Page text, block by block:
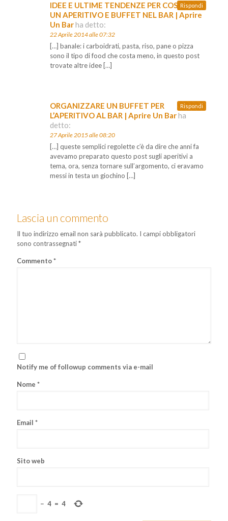
IDEE E ULTIME TENDENZE PER COSTRUIRE
UN APERITIVO E BUFFET NEL BAR | Aprire
Un Barha detto:
22 Aprile 2014 alle 07:32
[…] banale: i carboidrati, pasta, riso, pane o pizza
sono il tipo di food che costa meno, in questo post
trovate altre idee […]
Rispondi
ORGANIZZARE UN BUFFET PER
L’APERITIVO AL BAR | Aprire Un Barha
detto:
27 Aprile 2015 alle 08:20
[…] queste semplici regolette c’è da dire che anni fa
avevamo preparato questo post sugli aperitivi a
tema, ora, senza tornare sull’argomento, ci eravamo
messi in testa un giochino […]
Rispondi
Lascia un commento
Il tuo indirizzo email non sarà pubblicato. I campi obbligatori
sono contrassegnati*
Commento*
Notify me of followup comments via e-mail
Nome *
Email *
Sito web
− 4 = 4